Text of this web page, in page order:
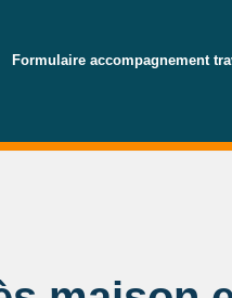
Formulaire accompagnement